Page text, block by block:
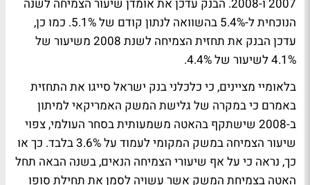
2007 ו-2008. הבנק עדכן את אומדן שיעור הצמיחה לשנה
הנוכחית ל-5.4% בהשוואה לנתון קודם של 5.1%. כמו כן,
עדכן הבנק את תחזית הצמיחה לשנת 2008 משיעור של
4.1% לשיעור של 4.4%.
בלאומיי מציינים, כי כלכלני בנק ישראל סייגו את התחזית
באמרם כי במקרה של גלישת המשק האמריקאי למיתון
ב-2008 שישתקף בהאטה משמעותית בסחר העולמי, צפוי
שיעור הצמיחה במשק המקומי לעמוד על 3.6% בלבד. כך או
כך, נראה כי על אף שיעורי הצמיחה הנאים, בשנה הבאה תחל
האטה בצמיחת המשק אשר עשויה לסמן את תחילת סופו